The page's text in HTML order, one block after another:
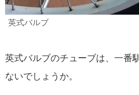
英式バルブ
英式バルブのチューブは、一番
ないでしょうか。